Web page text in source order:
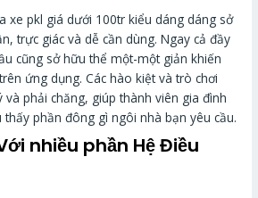
xe pkl giá dưới 100tr kiểu dáng dáng sở
trực giác và dễ cần dùng. Ngay cả đầy
cũng sở hữu thể một-một giản khiến
ứng dụng. Các hào kiệt và trò chơi
và phải chăng, giúp thành viên gia đình
thấy phần đông gì ngôi nhà bạn yêu cầu.
nhiều phần Hệ Điều